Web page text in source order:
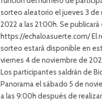
sorteo aleatorio el jueves 3 de
2022 a las 21:00h. Se publicará
https://echaloasuerte.com/ El
sorteo estará disponible en
viernes 4 de noviembre de
Los participantes saldrán de
Panorama el sábado 5 de
a las 9:00h después de